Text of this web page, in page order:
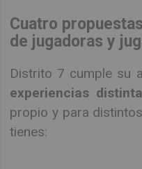
Cuatro
de jugadoras y
Distrito 7 cumple su
experiencias
propio y para
tienes: